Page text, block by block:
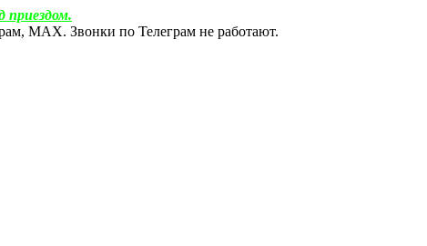
приездом.
МАХ. Звонки по Телеграм не работают.